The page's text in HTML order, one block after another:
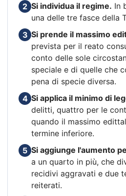
2 Si individua il regime. In
una delle tre fasce della
3 Si prende il massimo
prevista per il reato
conto delle sole
speciale e di quelle che
pena di specie diversa.
4 Si applica il minimo di
delitti, quattro per le
quando il massimo
termine inferiore.
5 Si aggiunge l'aumento
a un quarto in più, che
recidivi aggravati e due
reiterati.